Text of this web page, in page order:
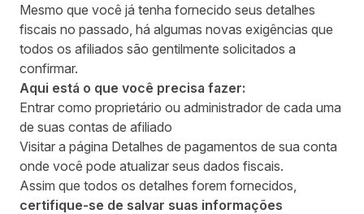
Mesmo que você já tenha fornecido seus detalhes
fiscais no passado, há algumas novas exigências que
todos os afiliados são gentilmente solicitados a
confirmar.
Aqui está o que você precisa fazer:
Entrar como proprietário ou administrador de cada uma
de suas contas de afiliado
Visitar a página Detalhes de pagamentos de sua conta
onde você pode atualizar seus dados fiscais.
Assim que todos os detalhes forem fornecidos,
certifique-se de salvar suas informações